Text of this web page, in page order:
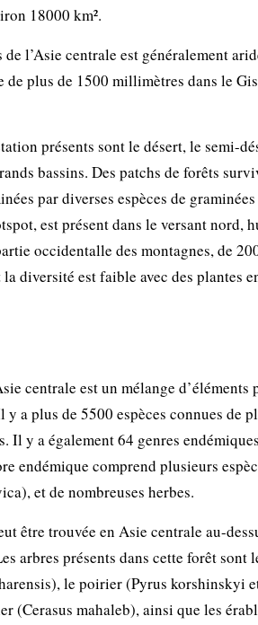
18000 km².
l’Asie centrale est généralement
plus de 1500 millimètres dans le
présents sont le désert, le semi-
bassins. Des patchs de forêts
par diverses espèces de
est présent dans le versant nord,
occidentalle des montagnes, de
diversité est faible avec des plantes
centrale est un mélange
a plus de 5500 espèces connues de
Il y a également 64 genres
endémique comprend plusieurs
et de nombreuses herbes.
être trouvée en Asie centrale au-
arbres présents dans cette forêt
le poirier (Pyrus korshinskyi
(Cerasus mahaleb), ainsi que les